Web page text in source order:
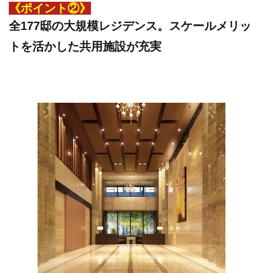
《ポイント②》
全177邸の大規模レジデンス。スケールメリッ
トを活かした共用施設が充実